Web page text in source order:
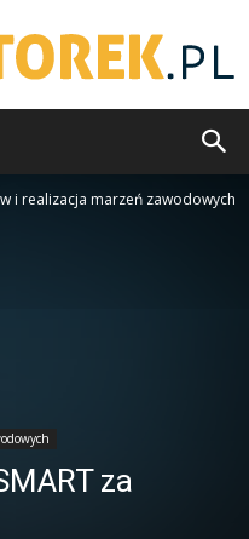
i realizacja marzeń zawodowych
za